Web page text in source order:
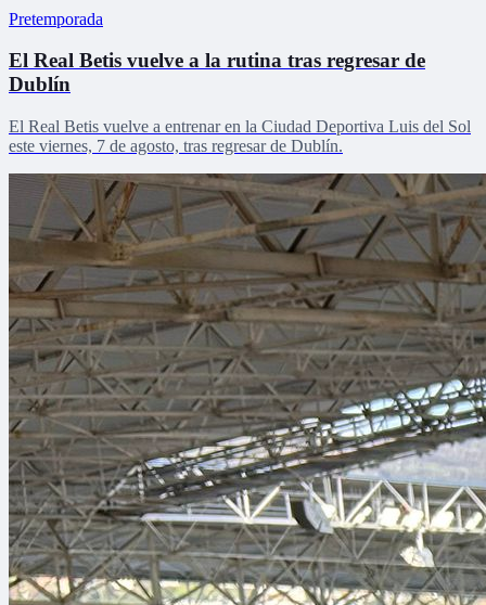
Pretemporada
El Real Betis vuelve a la rutina tras regresar de
Dublín
El Real Betis vuelve a entrenar en la Ciudad Deportiva Luis del Sol
este viernes, 7 de agosto, tras regresar de Dublín.